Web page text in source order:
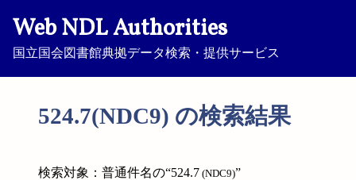
Web NDL Authorities
国立国会図書館典拠データ検索・提供サービス
524.7(NDC9) の検索結果
検索対象：普通件名の“524.7 (NDC9)”